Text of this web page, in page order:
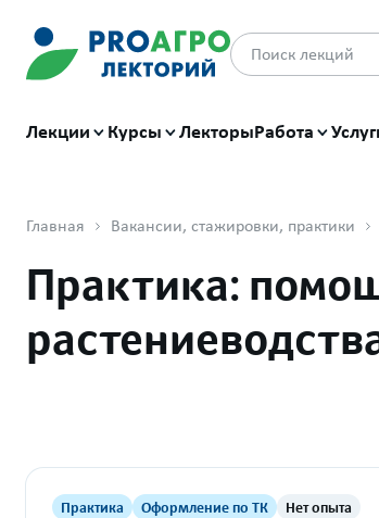
Лекции Курсы ЛекторыРабота
Главная Вакансии, стажировки, практики
Практика:
Практика Оформление по ТК Нет опыта